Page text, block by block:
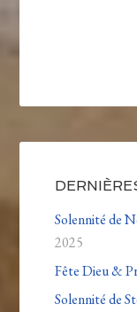
Solennité de
2025
Fête Dieu &
Solennité de